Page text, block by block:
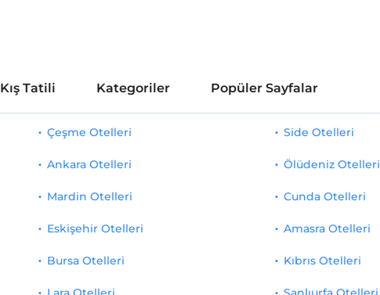
Kış Tatili Kategoriler Popüler Sayfalar
Çeşme Otelleri
Ankara Otelleri
Mardin Otelleri
Eskişehir Otelleri
Bursa Otelleri
Side Otelleri
Ölüdeniz Otelleri
Cunda Otelleri
Amasra Otelleri
Kıbrıs Otelleri